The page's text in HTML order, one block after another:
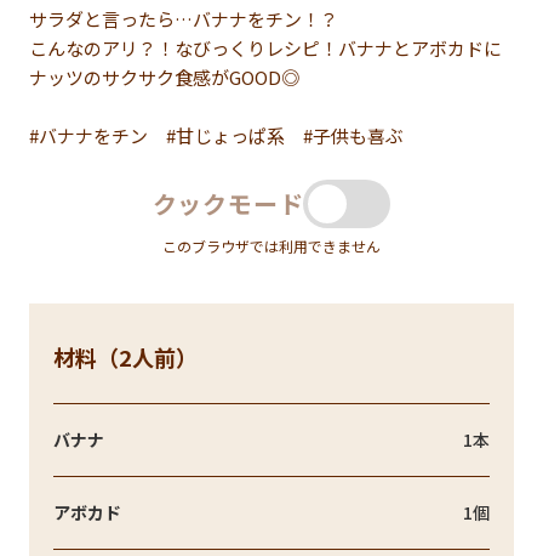
サラダと言ったら…バナナをチン！？
こんなのアリ？！なびっくりレシピ！バナナとアボカドに
ナッツのサクサク食感がGOOD◎
#バナナをチン #甘じょっぱ系 #子供も喜ぶ
クックモード
このブラウザでは利用できません
材料（2人前）
バナナ 1本
アボカド 1個